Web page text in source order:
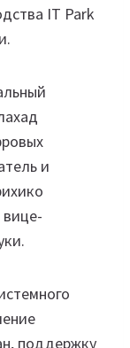
IT Park
и
поддержку